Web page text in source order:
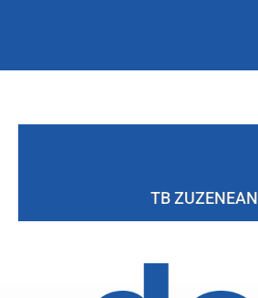
TB ZUZENEAN